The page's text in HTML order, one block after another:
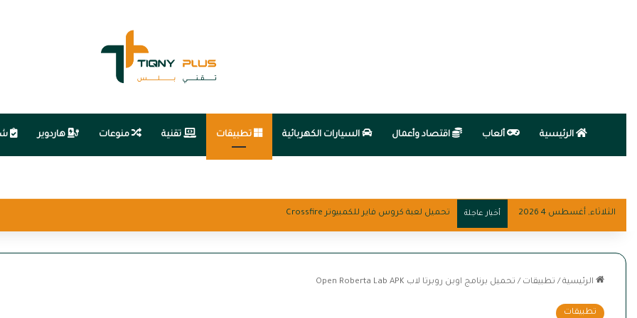
الرئيسية ألعاب اقتصاد وأعمال السيارات الكهربائية تطبيقات تقنية منوعات هاردوير
الثلاثاء, أغسطس 4 2026 أخبار عاجلة تحميل لعبة كروس فاير للكمبيوتر Crossfire
الرئيسية / تطبيقات / تحميل برنامج اوبن روبرتا لاب Open Roberta Lab APK
تطبيقات